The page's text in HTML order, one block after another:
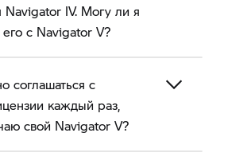
Navigator IV. Могу ли я
с Navigator V?
соглашаться с
каждый раз,
свой Navigator V?